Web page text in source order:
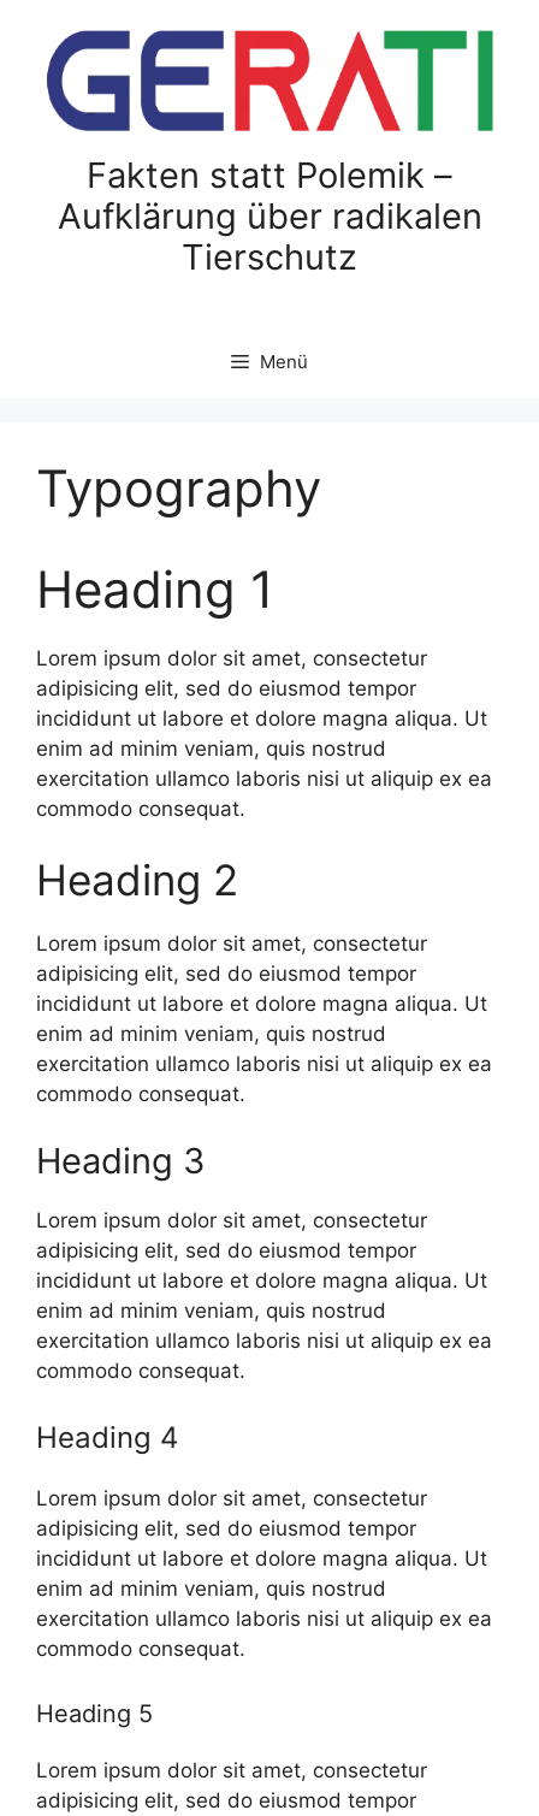
springen
Fakten statt Polemik –
Aufklärung über radikalen
Tierschutz
Menü
Typography
Heading 1
Lorem ipsum dolor sit amet, consectetur
adipisicing elit, sed do eiusmod tempor
incididunt ut labore et dolore magna aliqua. Ut
enim ad minim veniam, quis nostrud
exercitation ullamco laboris nisi ut aliquip ex ea
commodo consequat.
Heading 2
Lorem ipsum dolor sit amet, consectetur
adipisicing elit, sed do eiusmod tempor
incididunt ut labore et dolore magna aliqua. Ut
enim ad minim veniam, quis nostrud
exercitation ullamco laboris nisi ut aliquip ex ea
commodo consequat.
Heading 3
Lorem ipsum dolor sit amet, consectetur
adipisicing elit, sed do eiusmod tempor
incididunt ut labore et dolore magna aliqua. Ut
enim ad minim veniam, quis nostrud
exercitation ullamco laboris nisi ut aliquip ex ea
commodo consequat.
Heading 4
Lorem ipsum dolor sit amet, consectetur
adipisicing elit, sed do eiusmod tempor
incididunt ut labore et dolore magna aliqua. Ut
enim ad minim veniam, quis nostrud
exercitation ullamco laboris nisi ut aliquip ex ea
commodo consequat.
Heading 5
Lorem ipsum dolor sit amet, consectetur
adipisicing elit, sed do eiusmod tempor